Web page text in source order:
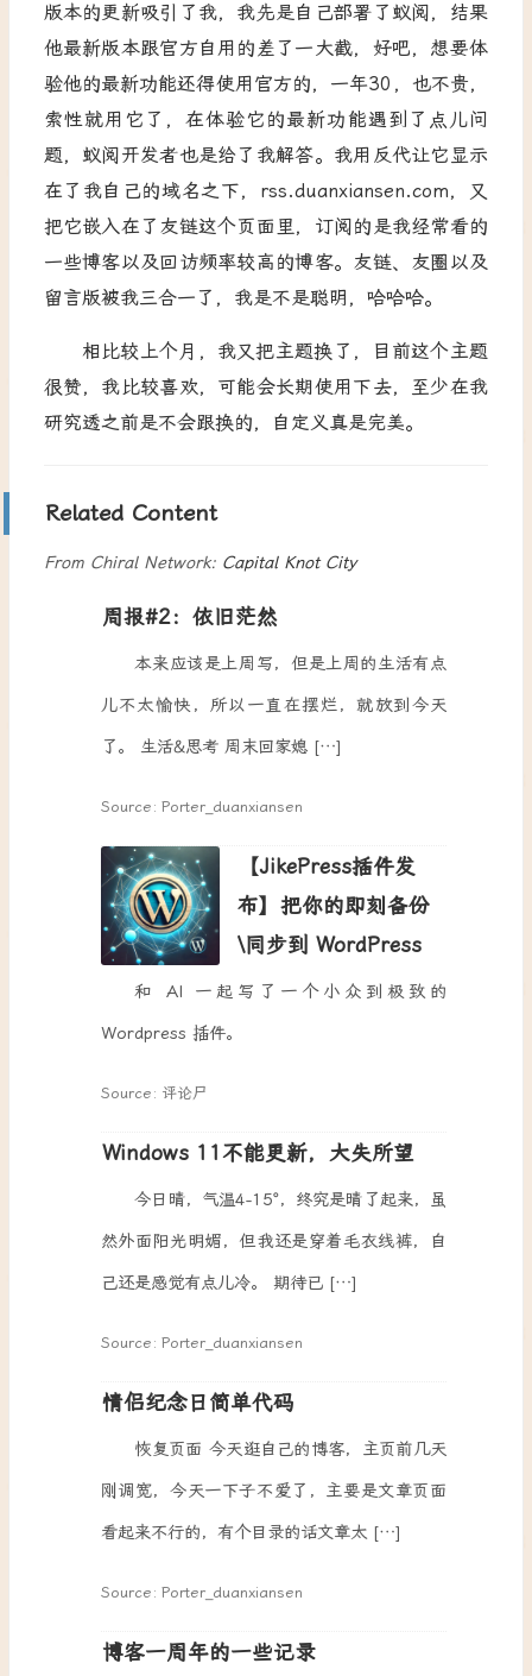
版本的更新吸引了我，我先是自己部署了蚁阅，结果
他最新版本跟官方自用的差了一大截，好吧，想要体
验他的最新功能还得使用官方的，一年30，也不贵，
索性就用它了，在体验它的最新功能遇到了点儿问
题，蚁阅开发者也是给了我解答。我用反代让它显示
在了我自己的域名之下，rss.duanxiansen.com，又
把它嵌入在了友链这个页面里，订阅的是我经常看的
一些博客以及回访频率较高的博客。友链、友圈以及
留言版被我三合一了，我是不是聪明，哈哈哈。
相比较上个月，我又把主题换了，目前这个主题
很赞，我比较喜欢，可能会长期使用下去，至少在我
研究透之前是不会跟换的，自定义真是完美。
Related Content
From Chiral Network: Capital Knot City
周报#2：依旧茫然
本来应该是上周写，但是上周的生活有点
儿不太愉快，所以一直在摆烂，就放到今天
了。 生活&思考 周末回家媳 […]
Source: Porter_duanxiansen
【JikePress插件发
布】把你的即刻备份
\同步到 WordPress
和 AI 一起写了一个小众到极致的
Wordpress 插件。
Source: 评论尸
Windows 11不能更新，大失所望
今日晴，气温4-15°，终究是晴了起来，虽
然外面阳光明媚，但我还是穿着毛衣线裤，自
己还是感觉有点儿冷。 期待已 […]
Source: Porter_duanxiansen
情侣纪念日简单代码
恢复页面 今天逛自己的博客，主页前几天
刚调宽，今天一下子不爱了，主要是文章页面
看起来不行的，有个目录的话文章太 […]
Source: Porter_duanxiansen
博客一周年的一些记录